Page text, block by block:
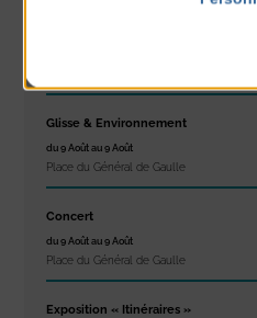
Glisse & Environnement
du 9 Août au 9 Août
Place du Général de Gaulle
Concert
du 9 Août au 9 Août
Place du Général de Gaulle
Exposition « Itinéraires »